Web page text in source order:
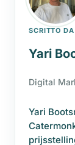
SCRITTO DA
Yari
Digital
Yari